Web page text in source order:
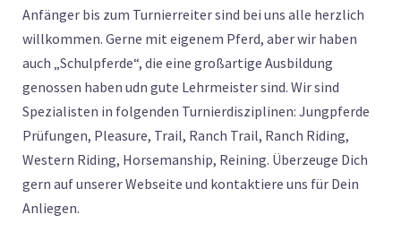
Anfänger bis zum Turnierreiter sind bei uns alle herzlich
willkommen. Gerne mit eigenem Pferd, aber wir haben
auch „Schulpferde“, die eine großartige Ausbildung
genossen haben udn gute Lehrmeister sind. Wir sind
Spezialisten in folgenden Turnierdisziplinen: Jungpferde
Prüfungen, Pleasure, Trail, Ranch Trail, Ranch Riding,
Western Riding, Horsemanship, Reining. Überzeuge Dich
gern auf unserer Webseite und kontaktiere uns für Dein
Anliegen.